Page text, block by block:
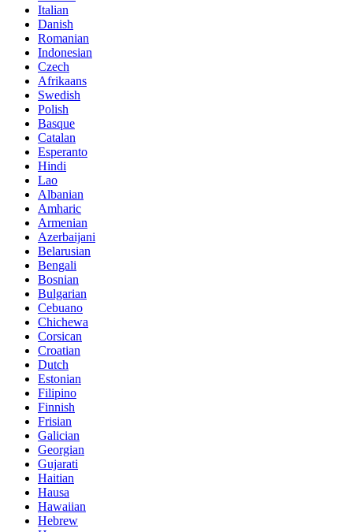
Italian
Danish
Romanian
Indonesian
Czech
Afrikaans
Swedish
Polish
Basque
Catalan
Esperanto
Hindi
Lao
Albanian
Amharic
Armenian
Azerbaijani
Belarusian
Bengali
Bosnian
Bulgarian
Cebuano
Chichewa
Corsican
Croatian
Dutch
Estonian
Filipino
Finnish
Frisian
Galician
Georgian
Gujarati
Haitian
Hausa
Hawaiian
Hebrew